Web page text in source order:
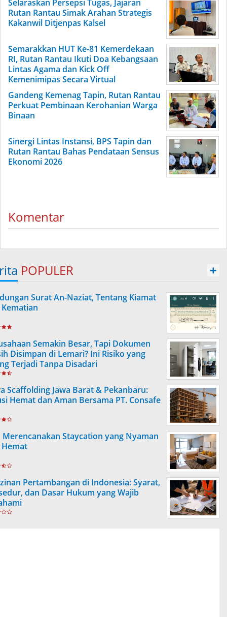
Selaraskan Persepsi Tugas, Jajaran
Rutan Rantau Simak Arahan Strategis
Kakanwil Ditjenpas Kalsel
Semarakkan HUT Ke-81 Kemerdekaan
RI, Rutan Rantau Ikuti Doa Kebangsaan
Lintas Agama dan Kick Off
Kemenimipas Secara Virtual
Gandeng Kemenag Tapin, Rutan Rantau
Perkuat Pembinaan Kerohanian Warga
Binaan
Sinergi Lintas Instansi, BPS Tapin dan
Rutan Rantau Bahas Pendataan Sensus
Ekonomi 2026
Komentar
POPULER +
Surat An-Naziat, Tentang Kiamat
Semakin Besar, Tapi Dokumen
Disimpan di Lemari? Ini Risiko yang
Terjadi Tanpa Disadari
Scaffolding Jawa Barat & Pekanbaru:
Hemat dan Aman Bersama PT. Consafe
Merencanakan Staycation yang Nyaman
Pertambangan di Indonesia: Syarat,
dan Dasar Hukum yang Wajib